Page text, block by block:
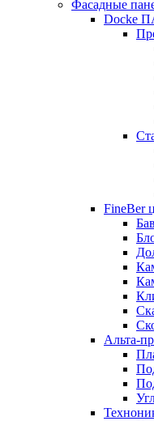
Фасадные
Docke
FineBer
Альта-